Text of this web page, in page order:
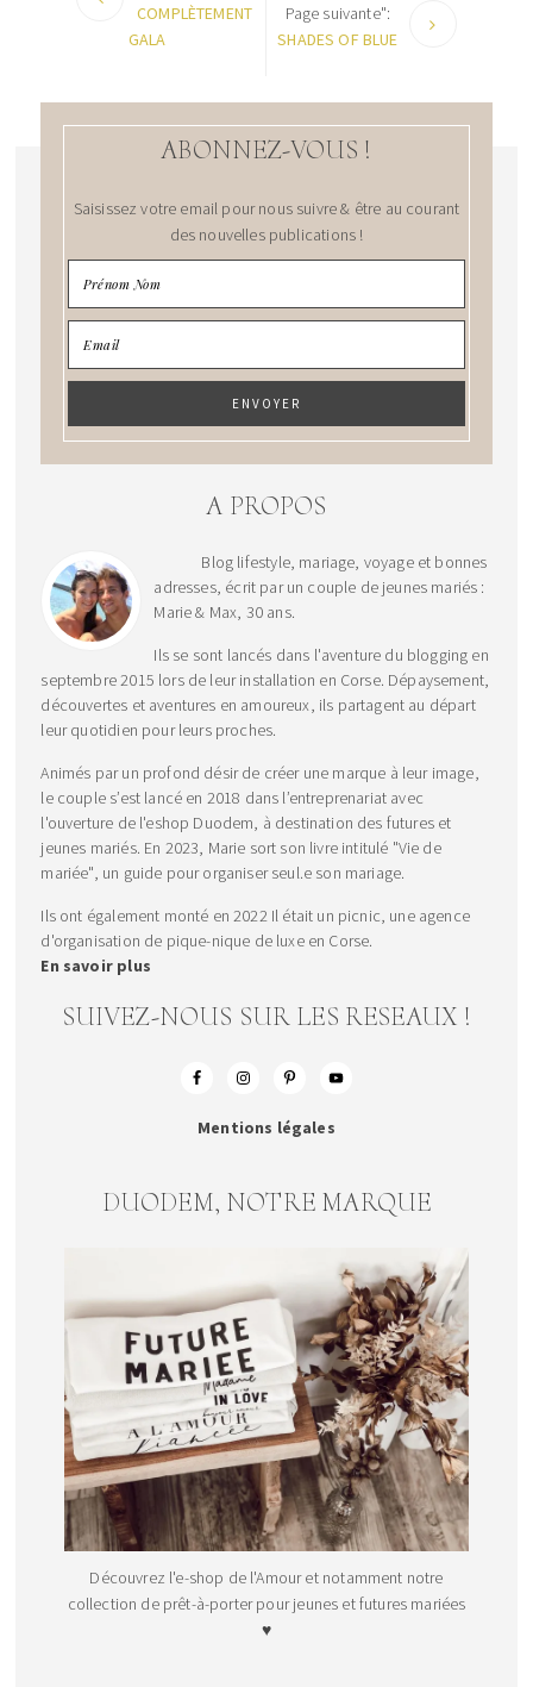
COMPLÈTEMENT
GALA
Page suivante":
SHADES OF BLUE
ABONNEZ-VOUS !
Saisissez votre email pour nous suivre & être au courant
des nouvelles publications !
A PROPOS
Blog lifestyle, mariage, voyage et bonnes
adresses, écrit par un couple de jeunes mariés :
Marie & Max, 30 ans.
Ils se sont lancés dans l'aventure du blogging en
septembre 2015 lors de leur installation en Corse. Dépaysement,
découvertes et aventures en amoureux, ils partagent au départ
leur quotidien pour leurs proches.
Animés par un profond désir de créer une marque à leur image,
le couple s’est lancé en 2018 dans l’entreprenariat avec
l'ouverture de l'eshop Duodem, à destination des futures et
jeunes mariés. En 2023, Marie sort son livre intitulé "Vie de
mariée", un guide pour organiser seul.e son mariage.
Ils ont également monté en 2022 Il était un picnic, une agence
d'organisation de pique-nique de luxe en Corse.
En savoir plus
SUIVEZ-NOUS SUR LES RESEAUX !
Mentions légales
DUODEM, NOTRE MARQUE
Découvrez l'e-shop de l'Amour et notamment notre
collection de prêt-à-porter pour jeunes et futures mariées
♥